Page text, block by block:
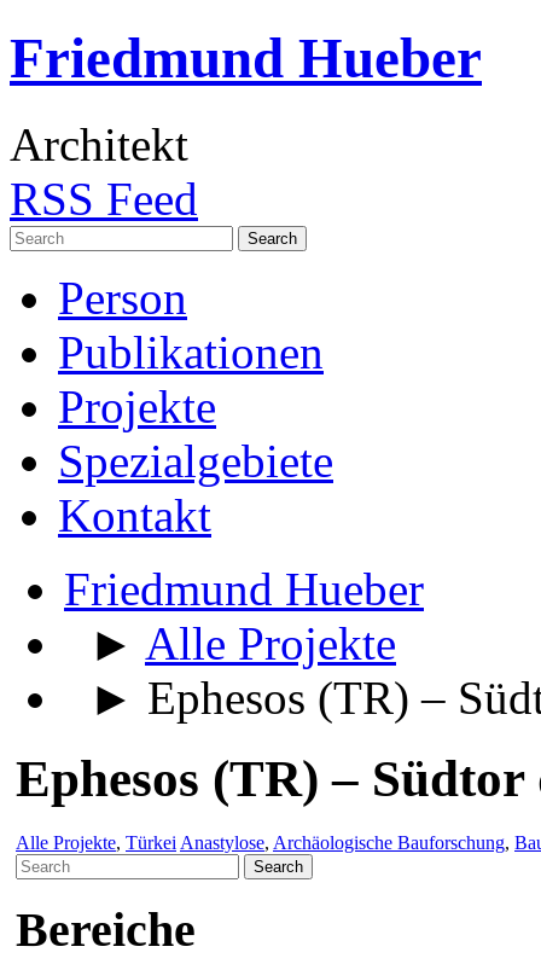
Friedmund Hueber
Architekt
RSS Feed
Search
for:
Person
Publikationen
Projekte
Spezialgebiete
Kontakt
Friedmund Hueber
► Alle Projekte
► Ephesos (TR) –
Ephesos (TR) –
Alle Projekte, Türkei Anastylose, Archäologische Bauforschung,
Search
for:
Bereiche